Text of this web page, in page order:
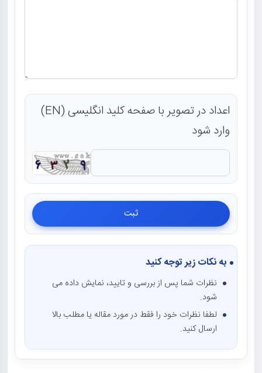
اعداد در تصویر با صفحه کلید انگلیسی (EN)
وارد شود
به نکات زیر توجه کنید
نظرات شما پس از بررسی و تایید، نمایش داده می
شود.
لطفا نظرات خود را فقط در مورد مقاله یا مطلب بالا
ارسال کنید.